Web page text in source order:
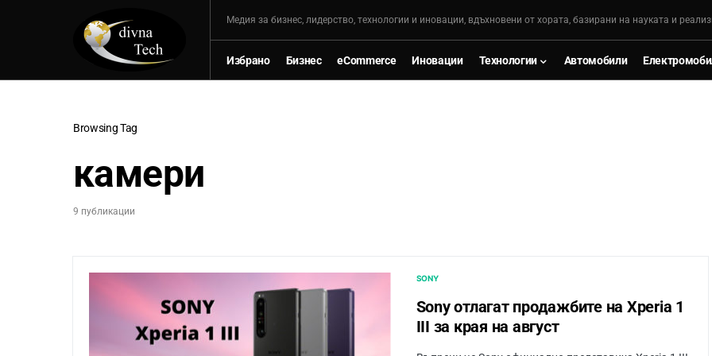
Mедия за бизнес, лидерство, технологии и иновации, вдъхновени от хората, базирани на науката и
Избрано Бизнес eCommerce Иновации Технологии Автомобили
Browsing Tag
камери
9 публикации
SONY
Sony отлагат продажбите на Xperia 1
III за края на август